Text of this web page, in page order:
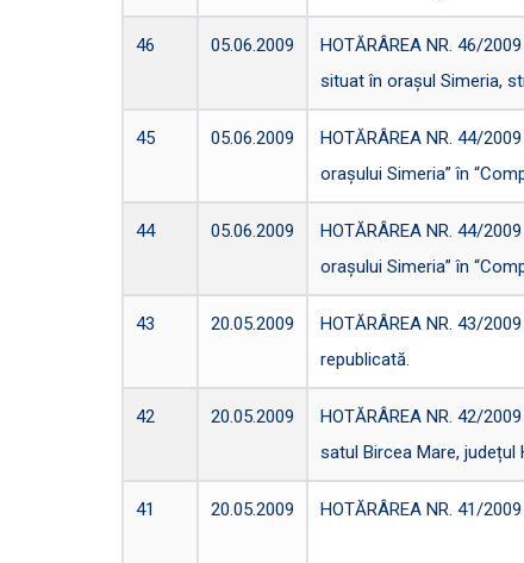
46 05.06.2009
HOTĂRÂREA NR. 46/
situat în orașul Simeria,
45 05.06.2009
HOTĂRÂREA NR. 44/
orașului Simeria” în
44 05.06.2009
HOTĂRÂREA NR. 44/
orașului Simeria” în
43 20.05.2009
HOTĂRÂREA NR. 43/
republicată.
42 20.05.2009
HOTĂRÂREA NR. 42/
satul Bircea Mare, județul
41 20.05.2009
HOTĂRÂREA NR. 41/